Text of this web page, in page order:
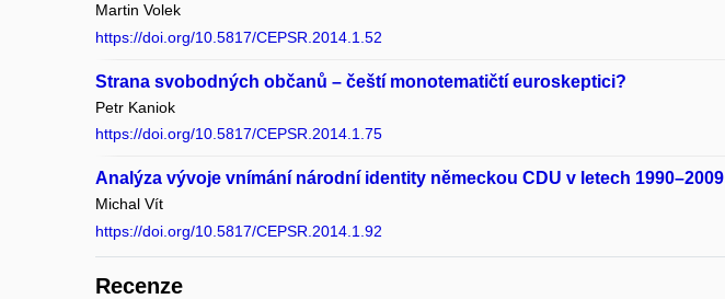
Martin Volek
https://doi.org/10.5817/CEPSR.2014.1.52
Strana svobodných občanů – čeští monotematičtí euroskeptici?
Petr Kaniok
https://doi.org/10.5817/CEPSR.2014.1.75
Analýza vývoje vnímání národní identity německou CDU v letech 1990–2009
Michal Vít
https://doi.org/10.5817/CEPSR.2014.1.92
Recenze